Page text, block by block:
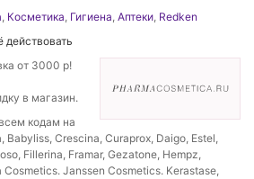
, Косметика, Гигиена, Аптеки, Redken
от 3000 р!
в магазин.
кодам на
Babyliss, Crescina, Curaprox, Daigo, Estel,
Fillerina, Framar, Gezatone, Hempz,
Cosmetics. Janssen Cosmetics. Kerastase,